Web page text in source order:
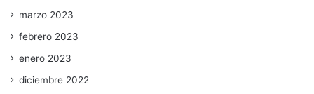
marzo 2023
febrero 2023
enero 2023
diciembre 2022